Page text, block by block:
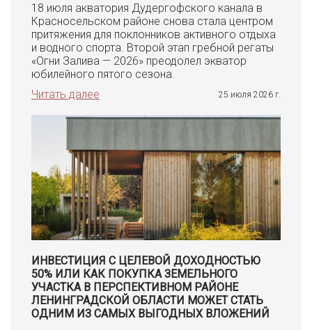
18 июля акватория Дудергофского канала в
Красносельском районе снова стала центром
притяжения для поклонников активного отдыха
и водного спорта. Второй этап гребной регаты
«Огни Залива — 2026» преодолел экватор
юбилейного пятого сезона.
Читать далее
25 июля 2026 г.
ИНВЕСТИЦИЯ С ЦЕЛЕВОЙ ДОХОДНОСТЬЮ
50% ИЛИ КАК ПОКУПКА ЗЕМЕЛЬНОГО
УЧАСТКА В ПЕРСПЕКТИВНОМ РАЙОНЕ
ЛЕНИНГРАДСКОЙ ОБЛАСТИ МОЖЕТ СТАТЬ
ОДНИМ ИЗ САМЫХ ВЫГОДНЫХ ВЛОЖЕНИЙ